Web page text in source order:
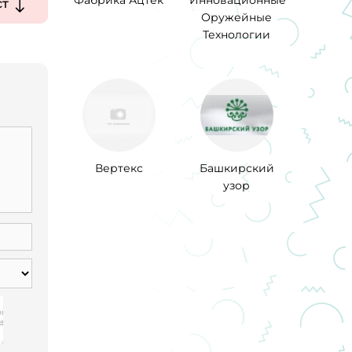
Оружейные
Технологии
Вертекс
Башкирский
узор